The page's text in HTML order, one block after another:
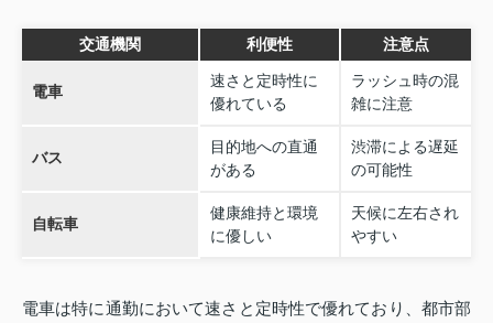
交通機関 利便性 注意点
電車
速さと定時性に
優れている
ラッシュ時の混
雑に注意
バス
目的地への直通
がある
渋滞による遅延
の可能性
自転車
健康維持と環境
に優しい
天候に左右され
やすい
電車は特に通勤において速さと定時性で優れており、都市部